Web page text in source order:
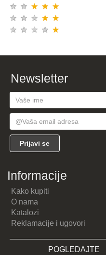
★
★
★
★
★
★
★
★
★
★
★
★
★
★
★
Newsletter
Informacije
Kako kupiti
O nama
Katalozi
Reklamacije i ugovori
POGLEDAJTE